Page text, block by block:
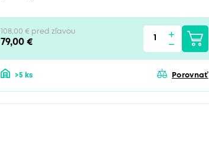
108,00 € pred zľavou
79,00 €
>5 ks Porovnať